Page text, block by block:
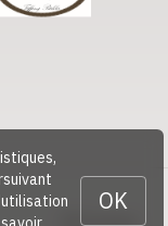
OK